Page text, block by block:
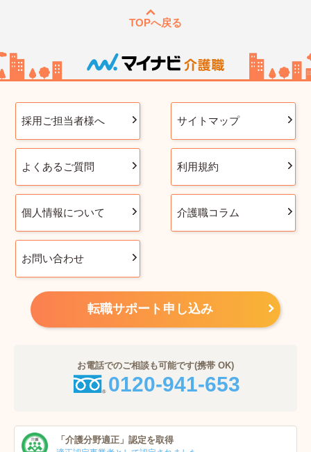
TOPへ戻る
採用ご担当者様へ サイトマップ
よくあるご質問 利用規約
個人情報について 介護職コラム
お問い合わせ
転職サポート申し込み
お電話でのご相談も可能です(携帯 OK)
0120-941-653
「介護分野適正」 認定を取得